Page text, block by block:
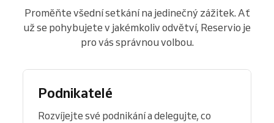
Proměňte všední setkání na jedinečný zážitek. Ať
už se pohybujete v jakémkoliv odvětví, Reservio je
pro vás správnou volbou.
Podnikatelé
Rozvíjejte své podnikání a delegujte, co